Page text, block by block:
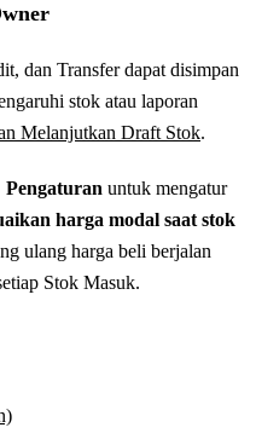
dan Transfer dapat disimpan
stok atau laporan
Melanjutkan Draft Stok.
untuk mengatur
harga modal saat stok
ulang harga beli berjalan
Stok Masuk.